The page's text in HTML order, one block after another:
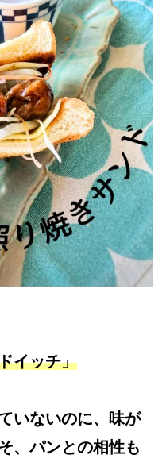
イッチ」
いないのに、味が
、パンとの相性も